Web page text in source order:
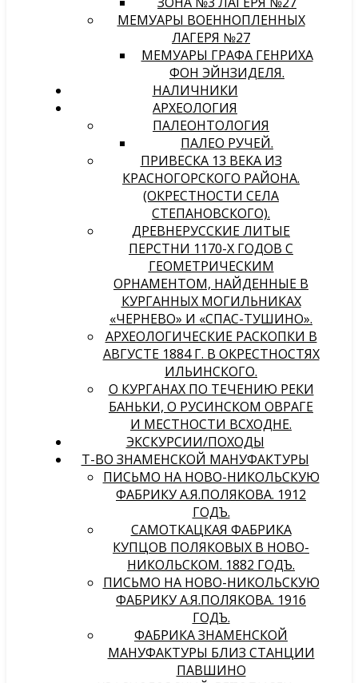
МЕМУАРЫ ВОЕННОПЛЕННЫХ
ЛАГЕРЯ №27
МЕМУАРЫ ГРАФА ГЕНРИХА
ФОН ЭЙНЗИДЕЛЯ.
НАЛИЧНИКИ
АРХЕОЛОГИЯ
ПАЛЕОНТОЛОГИЯ
ПАЛЕО РУЧЕЙ.
ПРИВЕСКА 13 ВЕКА ИЗ
КРАСНОГОРСКОГО РАЙОНА.
(ОКРЕСТНОСТИ СЕЛА
СТЕПАНОВСКОГО).
ДРЕВНЕРУССКИЕ ЛИТЫЕ
ПЕРСТНИ 1170-Х ГОДОВ С
ГЕОМЕТРИЧЕСКИМ
ОРНАМЕНТОМ, НАЙДЕННЫЕ В
КУРГАННЫХ МОГИЛЬНИКАХ
«ЧЕРНЕВО» И «СПАС-ТУШИНО».
АРХЕОЛОГИЧЕСКИЕ РАСКОПКИ В
АВГУСТЕ 1884 Г. В ОКРЕСТНОСТЯХ
ИЛЬИНСКОГО.
О КУРГАНАХ ПО ТЕЧЕНИЮ РЕКИ
БАНЬКИ, О РУСИНСКОМ ОВРАГЕ
И МЕСТНОСТИ ВСХОДНЕ.
ЭКСКУРСИИ/ПОХОДЫ
Т-ВО ЗНАМЕНСКОЙ МАНУФАКТУРЫ
ПИСЬМО НА НОВО-НИКОЛЬСКУЮ
ФАБРИКУ А.Я.ПОЛЯКОВА. 1912
ГОДЪ.
САМОТКАЦКАЯ ФАБРИКА
КУПЦОВ ПОЛЯКОВЫХ В НОВО-
НИКОЛЬСКОМ. 1882 ГОДЪ.
ПИСЬМО НА НОВО-НИКОЛЬСКУЮ
ФАБРИКУ А.Я.ПОЛЯКОВА. 1916
ГОДЪ.
ФАБРИКА ЗНАМЕНСКОЙ
МАНУФАКТУРЫ БЛИЗ СТАНЦИИ
ПАВШИНО